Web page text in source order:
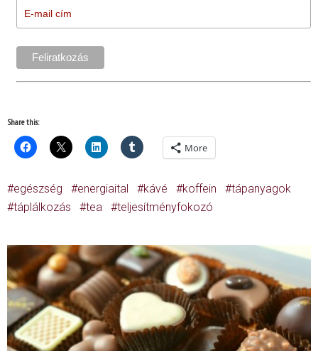
Share this:
More
egészség energiaital kávé koffein
tápanyagok
táplálkozás
tea teljesítményfokozó